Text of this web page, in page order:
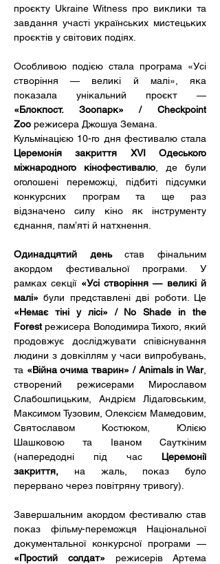
проєкту Ukraine Witness про виклики та
завдання участі українських мистецьких
проєктів у світових подіях.
Особливою подією стала програма «Усі
створіння — великі й малі», яка
«Блокпост. Зоопарк» / Checkpoint
Zoo режисера Джошуа Земана.
Церемонія закриття XVI Одеського
міжнародного кінофестивалю , де були
оголошені переможці, підбиті підсумки
конкурсних програм та ще раз
відзначено силу кіно як інструменту
єднання, пам’яті й натхнення.
Одинадцятий день став фінальним
акордом фестивальної програми. У
рамках секції «Усі створіння — великі й
малі»
«Немає тіні у лісі» / No Shade in the
Forest режисера Володимира Тихого, який
продовжує досліджувати співіснування
людини з довкіллям у часи випробувань,
та «Війна очима тварин» / Animals in War,
створений режисерами Мирославом
Слабошпицьким, Андрієм Лідаговським,
Максимом Тузовим, Олексієм Мамедовим,
Святославом Костюком, Юлією
Шашковою та Іваном Сауткіним
(напередодні під час Церемонії
закриття, на жаль, показ було
перервано через повітряну тривогу).
Завершальним акордом фестивалю став
показ фільму-переможця Національної
«Простий солдат» режисерів Артема